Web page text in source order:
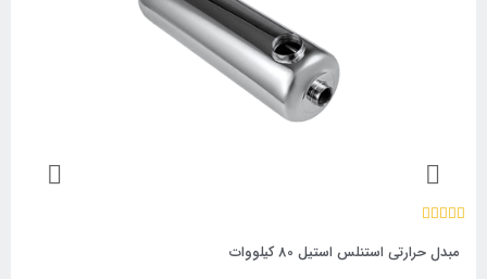
مبدل حرارتی استنلس استیل 80 کیلووات